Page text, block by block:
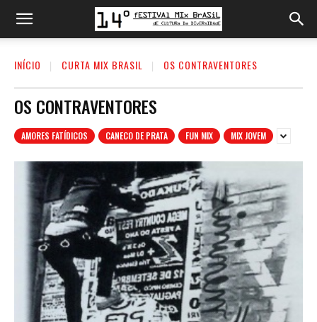
INÍCIO CURTA MIX BRASIL OS CONTRAVENTORES
OS CONTRAVENTORES
AMORES FATÍDICOS CANECO DE PRATA FUN MIX MIX JOVEM